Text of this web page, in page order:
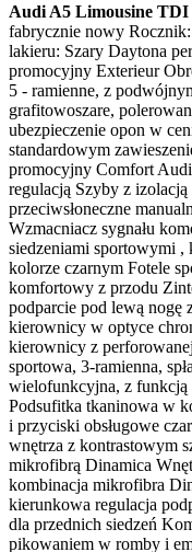
Audi A5 Limousine
fabrycznie nowy
lakieru: Szary Daytona
promocyjny Exterieur
5 - ramienne, z
grafitowoszare,
ubezpieczenie opon w
standardowym
promocyjny Comfort
regulacją Szyby z
przeciwsłoneczne
Wzmacniacz sygnału
siedzeniami sportowymi
kolorze czarnym Fotele
komfortowy z przodu
podparcie pod lewą nogę
kierownicy w optyce
kierownicy z
sportowa, 3-ramienna,
wielofunkcyjna, z funkcją
Podsufitka tkaninowa w
i przyciski obsługowe
wnętrza z kontrastowym
mikrofibrą Dinamica
kombinacja mikrofibra
kierunkowa regulacja
dla przednich siedzeń
pikowaniem w romby i